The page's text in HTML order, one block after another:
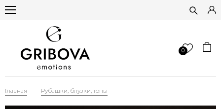
0
Главная Рубашки, блузки, топы